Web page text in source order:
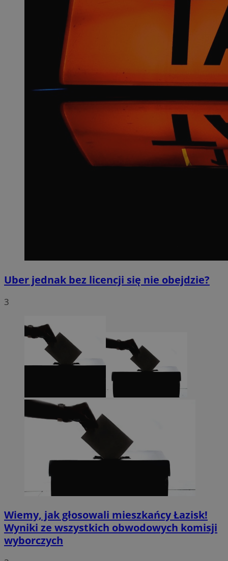
Uber jednak bez licencji się nie obejdzie?
3
Wiemy, jak głosowali mieszkańcy Łazisk!
Wyniki ze wszystkich obwodowych komisji
wyborczych